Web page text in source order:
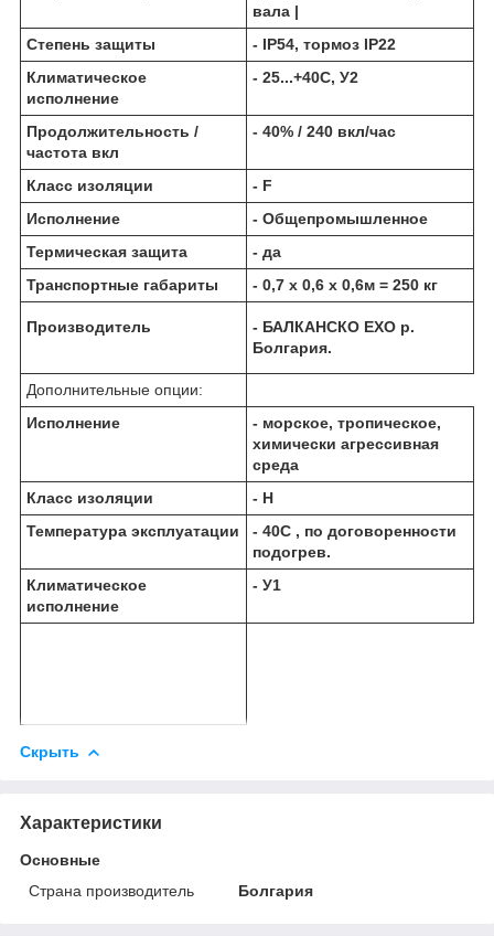
вала |
Степень защиты
- IP54, тормоз IP22
Климатическое
исполнение
- 25...+40С, У2
Продолжительность /
частота вкл
- 40% / 240 вкл/час
Класс изоляции
- F
Исполнение
- Общепромышленное
Термическая защита
- да
Транспортные габариты
- 0,7 х 0,6 х 0,6м = 250 кг
Производитель
- БАЛКАНCКО ЕХО р.
Болгария.
Дополнительные опции:
Исполнение
- морское, тропическое,
химически агрессивная
среда
Класс изоляции
- Н
Температура эксплуатации
- 40С , по договоренности
подогрев.
Климатическое
исполнение
- У1
Скрыть
Характеристики
Основные
Страна производитель
Болгария